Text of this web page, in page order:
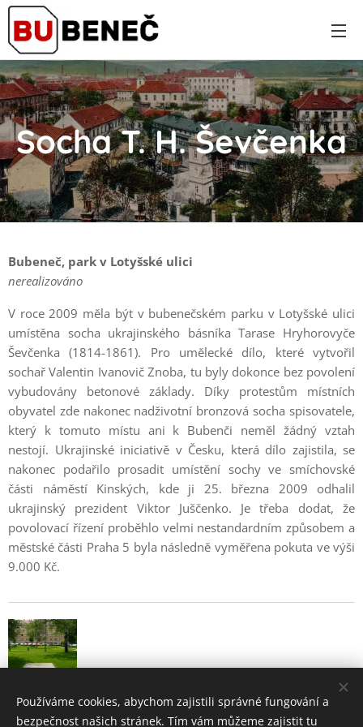
Socha T. H. Ševčenka
Bubeneč, park v Lotyšské ulici
nerealizováno
V roce 2009 měla být v bubenečském parku v Lotyšské ulici
umístěna socha ukrajinského básníka Tarase Hryhorovyče
Ševčenka (1814-1861). Pro umělecké dílo, které vytvořil
sochař Valentin Ivanovič Znoba, tu byly dokonce bez povolení
vybudovány betonové základy. Díky protestům místních
obyvatel zde nakonec nadživotní bronzová socha spisovatele,
který k tomuto místu ani k Bubenči neměl žádný vztah
nestojí. Ukrajinské iniciativě v Česku, která dílo zajistila, se
nakonec podařilo prosadit umístění sochy ve smíchovské
části náměstí Kinských, kde ji 25. března 2009 odhalil
ukrajinský prezident Viktor Juščenko. Je třeba dodat, že
povolovací řízení proběhlo velmi nestandardním způsobem a
městské části Praha 5 byla následně vyměřena pokuta ve výši
9.000 Kč.
Používáme cookies, abychom zajistili správné fungování a
bezpečnost našich stránek. Tím vám můžeme zajistit tu